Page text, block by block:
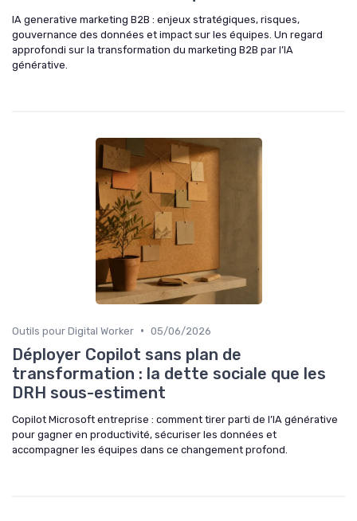
IA generative marketing B2B : enjeux stratégiques, risques,
gouvernance des données et impact sur les équipes. Un regard
approfondi sur la transformation du marketing B2B par l’IA
générative.
Outils pour Digital Worker • 05/06/2026
Déployer Copilot sans plan de
transformation : la dette sociale que les
DRH sous-estiment
Copilot Microsoft entreprise : comment tirer parti de l’IA générative
pour gagner en productivité, sécuriser les données et
accompagner les équipes dans ce changement profond.